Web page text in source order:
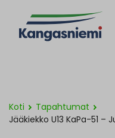
Koti
Tapahtumat
Jääkiekko U13 KaPa-51 –